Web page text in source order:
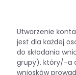
Utworzenie
jest dla każdej
do składania
grupy), który/-a
wniosków